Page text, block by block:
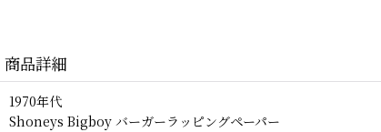
商品詳細
1970年代
Shoneys Bigboy バーガーラッピングペーパー